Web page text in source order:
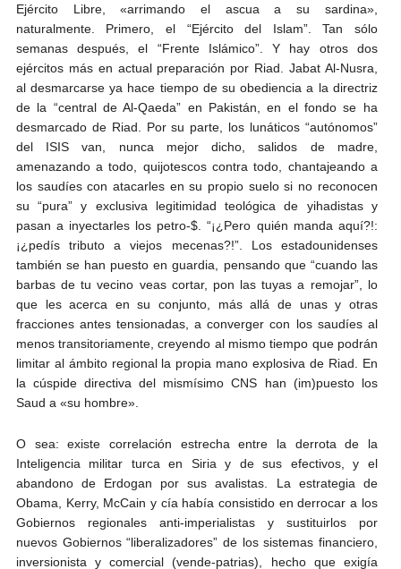
Ejército Libre, «arrimando el ascua a su sardina»,
naturalmente. Primero, el “Ejército del Islam”. Tan sólo
semanas después, el “Frente Islámico”. Y hay otros dos
ejércitos más en actual preparación por Riad. Jabat Al-Nusra,
al desmarcarse ya hace tiempo de su obediencia a la directriz
de la “central de Al-Qaeda” en Pakistán, en el fondo se ha
desmarcado de Riad. Por su parte, los lunáticos “autónomos”
del ISIS van, nunca mejor dicho, salidos de madre,
amenazando a todo, quijotescos contra todo, chantajeando a
los saudíes con atacarles en su propio suelo si no reconocen
su “pura” y exclusiva legitimidad teológica de yihadistas y
pasan a inyectarles los petro-$. “¡¿Pero quién manda aquí?!:
¡¿pedís tributo a viejos mecenas?!”. Los estadounidenses
también se han puesto en guardia, pensando que “cuando las
barbas de tu vecino veas cortar, pon las tuyas a remojar”, lo
que les acerca en su conjunto, más allá de unas y otras
fracciones antes tensionadas, a converger con los saudíes al
menos transitoriamente, creyendo al mismo tiempo que podrán
limitar al ámbito regional la propia mano explosiva de Riad. En
la cúspide directiva del mismísimo CNS han (im)puesto los
Saud a «su hombre».
O sea: existe correlación estrecha entre la derrota de la
Inteligencia militar turca en Siria y de sus efectivos, y el
abandono de Erdogan por sus avalistas. La estrategia de
Obama, Kerry, McCain y cía había consistido en derrocar a los
Gobiernos regionales anti-imperialistas y sustituirlos por
nuevos Gobiernos “liberalizadores” de los sistemas financiero,
inversionista y comercial (vende-patrias), hecho que exigía